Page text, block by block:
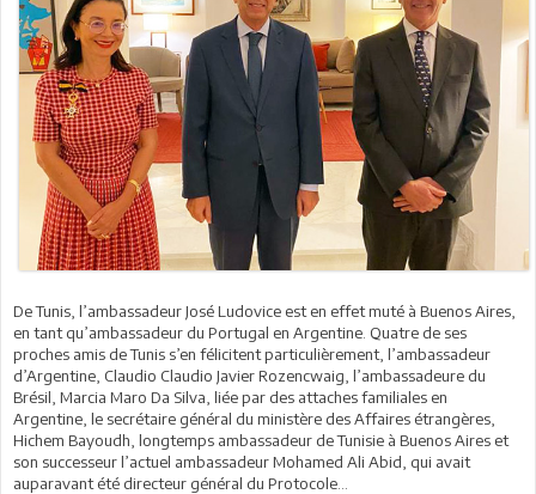
De Tunis, l’ambassadeur José Ludovice est en effet muté à Buenos Aires,
en tant qu’ambassadeur du Portugal en Argentine. Quatre de ses
proches amis de Tunis s’en félicitent particulièrement, l’ambassadeur
d’Argentine, Claudio Claudio Javier Rozencwaig, l’ambassadeure du
Brésil, Marcia Maro Da Silva, liée par des attaches familiales en
Argentine, le secrétaire général du ministère des Affaires étrangères,
Hichem Bayoudh, longtemps ambassadeur de Tunisie à Buenos Aires et
son successeur l’actuel ambassadeur Mohamed Ali Abid, qui avait
auparavant été directeur général du Protocole...